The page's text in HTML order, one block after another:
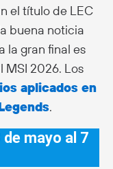
el título de LEC
buena noticia
la gran final es
MSI 2026. Los
aplicados en
.
mayo al 7